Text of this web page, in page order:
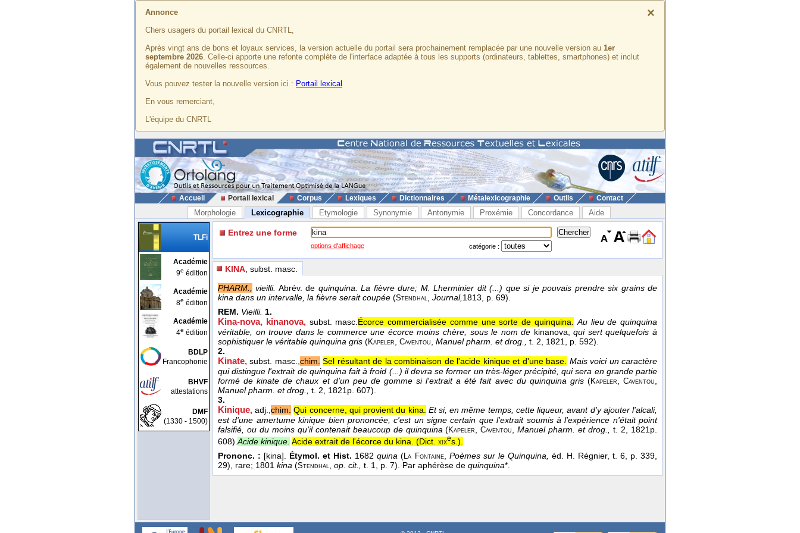
×
Annonce
Chers usagers du portail lexical du CNRTL,
Après vingt ans de bons et loyaux services, la version actuelle du portail sera prochainement remplacée par une nouvelle version au 1er
septembre 2026. Celle-ci apporte une refonte complète de l'interface adaptée à tous les supports (ordinateurs, tablettes, smartphones) et inclut
également de nouvelles ressources.
Vous pouvez tester la nouvelle version ici : Portail lexical
En vous remerciant,
L'équipe du CNRTL
Accueil Portail lexical Corpus Lexiques Dictionnaires Métalexicographie Outils Contact
Morphologie Lexicographie Etymologie Synonymie Antonymie Proxémie Concordance Aide
TLFi
Académie
9e édition
Académie
8e édition
Académie
4e édition
BDLP
Francophonie
BHVF
attestations
DMF
(1330 - 1500)
Entrez une forme
options d'affichage catégorie :
KINA , subst. masc.
PHARM., vieilli. Abrév. de quinquina. La fièvre dure; M. Lherminier dit (...) que si je pouvais prendre six grains de
kina dans un intervalle, la fièvre serait coupée (Stendhal, Journal,1813, p. 69).
REM. Vieilli. 1.
Kina-nova, kinanova, subst. masc.Écorce commercialisée comme une sorte de quinquina. Au lieu de quinquina
véritable, on trouve dans le commerce une écorce moins chère, sous le nom de kinanova,qui sert quelquefois à
sophistiquer le véritable quinquina gris (Kapeler, Caventou, Manuel pharm. et drog., t. 2, 1821, p. 592).
2.
Kinate, subst. masc.,chim. Sel résultant de la combinaison de l'acide kinique et d'une base. Mais voici un caractère
qui distingue l'extrait de quinquina fait à froid (...) il devra se former un très-léger précipité, qui sera en grande partie
formé de kinate de chaux et d'un peu de gomme si l'extrait a été fait avec du quinquina gris (Kapeler,Caventou,
Manuel pharm. et drog., t. 2, 1821p. 607).
3.
Kinique, adj.,chim. Qui concerne, qui provient du kina. Et si, en même temps, cette liqueur, avant d'y ajouter l'alcali,
est d'une amertume kinique bien prononcée, c'est un signe certain que l'extrait soumis à l'expérience n'était point
falsifié, ou du moins qu'il contenait beaucoup de quinquina(Kapeler,Caventou,Manuel pharm. et drog.,t. 2, 1821p.
608). Acide kinique. Acide extrait de l'écorce du kina. (Dict. xixes. ).
Prononc. : [kina]. Étymol. et Hist. 1682quina(La Fontaine, Poèmes sur le Quinquina, éd. H. Régnier, t. 6, p. 339,
29), rare; 1801 kina (Stendhal op. cit., t. 1, p. 7). Par aphérèse de quinquina*.